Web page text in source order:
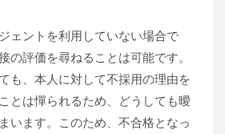
ェントを利用していない場合で
の評価を尋ねることは可能です。
も、本人に対して不採用の理由を
とは憚られるため、どうしても曖
います。このため、不合格となっ